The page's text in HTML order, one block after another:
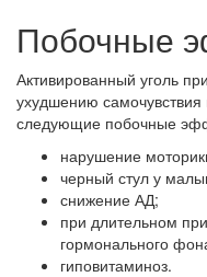
Побочные
Активированный уголь
ухудшению
следующие побочные
нарушение
черный стул у
снижение АД;
при длительном
гормонального
гиповитаминоз.